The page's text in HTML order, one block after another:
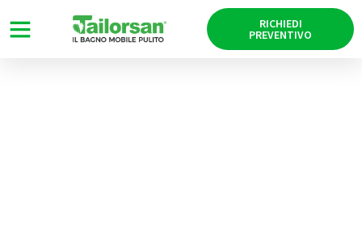
RICHIEDI
PREVENTIVO